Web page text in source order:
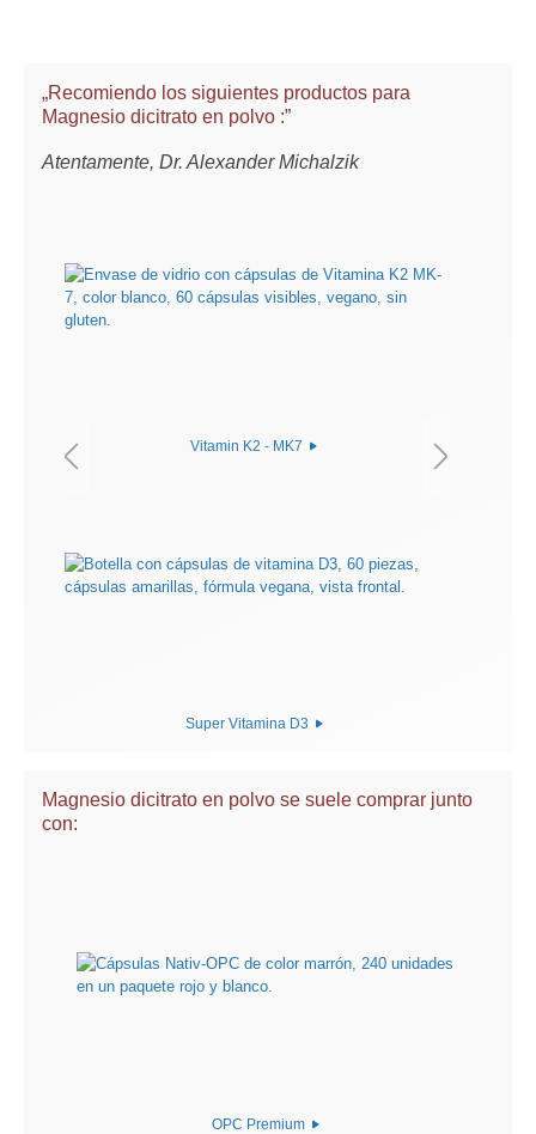
„Recomiendo los siguientes productos para
Magnesio dicitrato en polvo :”
Atentamente, Dr. Alexander Michalzik
Vitamin K2 - MK7
Super Vitamina D3
Magnesio dicitrato en polvo se suele comprar junto
con:
OPC Premium